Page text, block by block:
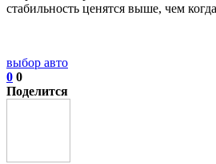
стабильность ценятся выше, чем
выбор авто
0 0
Поделится